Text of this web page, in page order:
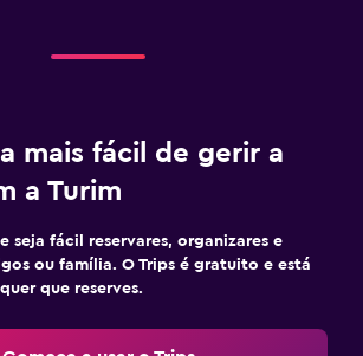
mais fácil de gerir a
a Turim
seja fácil reservares, organizares e
ou família. O Trips é gratuito e está
que reserves.